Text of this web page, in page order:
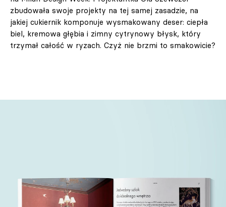
zbudowała swoje projekty na tej samej zasadzie, na
jakiej cukiernik komponuje wysmakowany deser: ciepła
biel, kremowa głębia i zimny cytrynowy błysk, który
trzymał całość w ryzach. Czyż nie brzmi to smakowicie?